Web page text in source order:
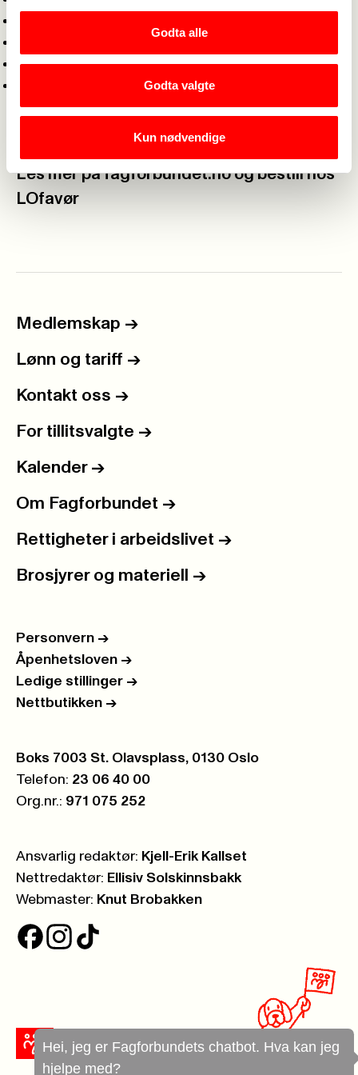
Godta alle
Godta valgte
Kun nødvendige
ID-tyveri og krenkende nettpubliseringer
Førerkortbeslag og forsikringssaker
Forsikringen gjelder deg som medlem, din
Les mer på fagforbundet.no og bestill hos
LOfavør
Hei, jeg er Fagforbundets chatbot. Hva kan jeg
hjelpe med?
Medlemskap ->
Lønn og tariff ->
Kontakt oss ->
For tillitsvalgte ->
Kalender ->
Om Fagforbundet ->
Rettigheter i arbeidslivet ->
Brosjyrer og materiell ->
Personvern ->
Åpenhetsloven ->
Ledige stillinger ->
Nettbutikken ->
Postboks:
Boks 7003 St. Olavsplass, 0130 Oslo
Telefon: 23 06 40 00
Org.nr.: 971 075 252
Ansvarlig redaktør: Kjell-Erik Kallset
Nettredaktør: Ellisiv Solskinnsbakk
Webmaster: Knut Brobakken